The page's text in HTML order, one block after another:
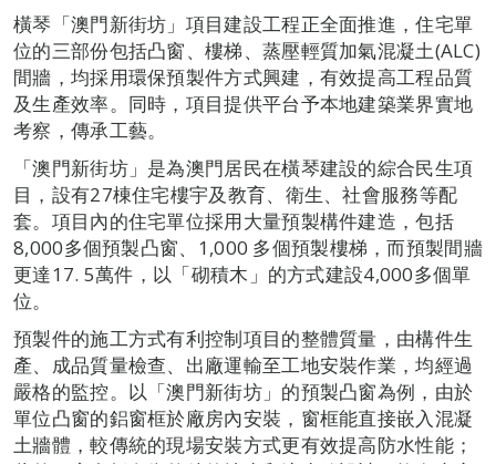
橫琴「澳門新街坊」項目建設工程正全面推進，住宅單
位的三部份包括凸窗、樓梯、蒸壓輕質加氣混凝土(ALC)
間牆，均採用環保預製件方式興建，有效提高工程品質
及生產效率。同時，項目提供平台予本地建築業界實地
考察，傳承工藝。
「澳門新街坊」是為澳門居民在橫琴建設的綜合民生項
目，設有27棟住宅樓宇及教育、衛生、社會服務等配
套。項目內的住宅單位採用大量預製構件建造，包括
8,000多個預製凸窗、1,000 多個預製樓梯，而預製間牆
更達17. 5萬件，以「砌積木」的方式建設4,000多個單
位。
預製件的施工方式有利控制項目的整體質量，由構件生
產、成品質量檢查、出廠運輸至工地安裝作業，均經過
嚴格的監控。以「澳門新街坊」的預製凸窗為例，由於
單位凸窗的鋁窗框於廠房內安裝，窗框能直接嵌入混凝
土牆體，較傳統的現場安裝方式更有效提高防水性能；